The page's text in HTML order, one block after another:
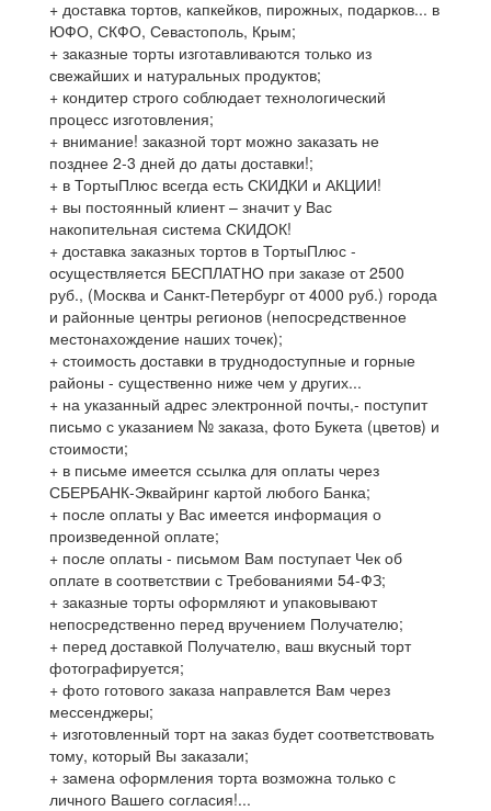
+ доставка тортов, капкейков, пирожных, подарков... в
ЮФО, СКФО, Севастополь, Крым;
+ заказные торты изготавливаются только из
свежайших и натуральных продуктов;
+ кондитер строго соблюдает технологический
процесс изготовления;
+ внимание! заказной торт можно заказать не
позднее 2-3 дней до даты доставки!;
+ в ТортыПлюс всегда есть СКИДКИ и АКЦИИ!
+ вы постоянный клиент – значит у Вас
накопительная система СКИДОК!
+ доставка заказных тортов в ТортыПлюс -
осуществляется БЕСПЛАТНО при заказе от 2500
руб., (Москва и Санкт-Петербург от 4000 руб.) города
и районные центры регионов (непосредственное
местонахождение наших точек);
+ стоимость доставки в труднодоступные и горные
районы - существенно ниже чем у других...
+ на указанный адрес электронной почты,- поступит
письмо с указанием № заказа, фото Букета (цветов) и
стоимости;
+ в письме имеется ссылка для оплаты через
СБЕРБАНК-Эквайринг картой любого Банка;
+ после оплаты у Вас имеется информация о
произведенной оплате;
+ после оплаты - письмом Вам поступает Чек об
оплате в соответствии с Требованиями 54-ФЗ;
+ заказные торты оформляют и упаковывают
непосредственно перед вручением Получателю;
+ перед доставкой Получателю, ваш вкусный торт
фотографируется;
+ фото готового заказа направлется Вам через
мессенджеры;
+ изготовленный торт на заказ будет соответствовать
тому, который Вы заказали;
+ замена оформления торта возможна только с
личного Вашего согласия!...